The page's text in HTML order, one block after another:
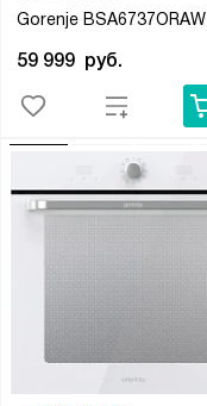
Gorenje BSA6737ORAW
59 999 руб.